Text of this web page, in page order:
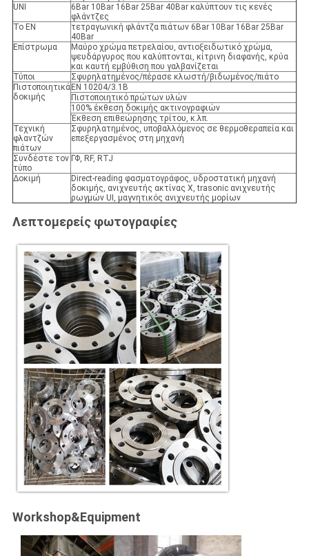
UNI
6Bar 10Bar 16Bar 25Bar 40Bar καλύπτουν τις κενές
φλάντζες
Το EN
τετραγωνική φλάντζα πιάτων 6Bar 10Bar 16Bar 25Bar
40Bar
Επίστρωμα
Μαύρο χρώμα πετρελαίου, αντιοξειδωτικό χρώμα,
ψευδάργυρος που καλύπτονται, κίτρινη διαφανής, κρύα
και καυτή εμβύθιση που γαλβανίζεται
Τύποι
Σφυρηλατημένος/πέρασε κλωστή/βιδωμένος/πιάτο
Πιστοποιητικά
δοκιμής
EN 10204/3.1B
Πιστοποιητικό πρώτων υλών
100% έκθεση δοκιμής ακτινογραφιών
Έκθεση επιθεώρησης τρίτου, κ.λπ.
Τεχνική
φλαντζών
πιάτων
Σφυρηλατημένος, υποβαλλόμενος σε θερμοθεραπεία και
επεξεργασμένος στη μηχανή
Συνδέστε τον
τύπο
ΓΦ, RF, RTJ
Δοκιμή
Direct-reading φασματογράφος, υδροστατική μηχανή
δοκιμής, ανιχνευτής ακτίνας X, trasonic ανιχνευτής
ρωγμών UI, μαγνητικός ανιχνευτής μορίων
Λεπτομερείς φωτογραφίες
Workshop&Equipment